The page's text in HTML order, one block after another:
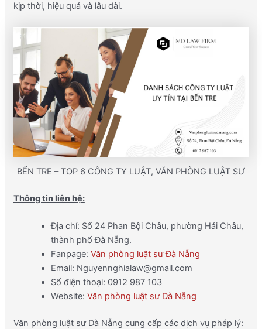
kịp thời, hiệu quả và lâu dài.
BẾN TRE – TOP 6 CÔNG TY LUẬT, VĂN PHÒNG LUẬT SƯ
Thông tin liên hệ:
Địa chỉ: Số 24 Phan Bội Châu, phường Hải Châu,
thành phố Đà Nẵng.
Fanpage: Văn phòng luật sư Đà Nẵng
Email: Nguyennghialaw@gmail.com
Số điện thoại: 0912 987 103
Website: Văn phòng luật sư Đà Nẵng
Văn phòng luật sư Đà Nẵng cung cấp các dịch vụ pháp lý: